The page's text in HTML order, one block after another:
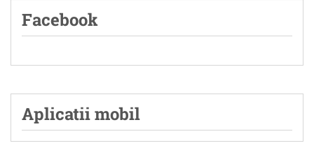
Facebook
Aplicatii mobil